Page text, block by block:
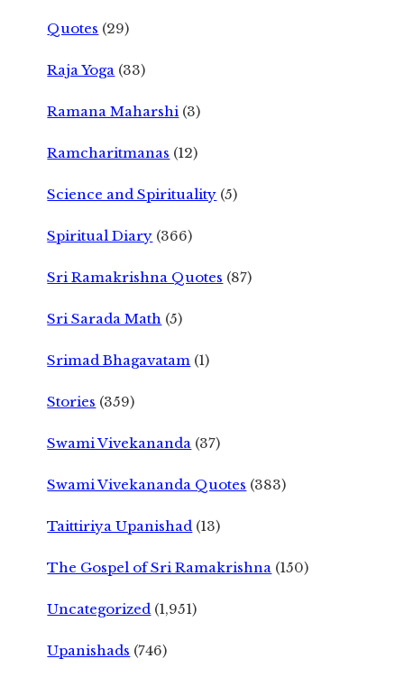
Quotes (29)
Raja Yoga (33)
Ramana Maharshi (3)
Ramcharitmanas (12)
Science and Spirituality (5)
Spiritual Diary (366)
Sri Ramakrishna Quotes (87)
Sri Sarada Math (5)
Srimad Bhagavatam (1)
Stories (359)
Swami Vivekananda (37)
Swami Vivekananda Quotes (383)
Taittiriya Upanishad (13)
The Gospel of Sri Ramakrishna (150)
Uncategorized (1,951)
Upanishads (746)